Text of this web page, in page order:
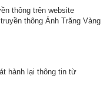
thông trên website
thông Ánh Trăng Vàng
hành lại thông tin từ